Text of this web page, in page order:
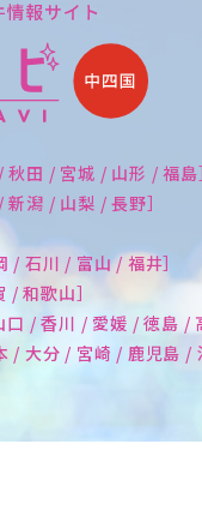
田 / 宮城 / 山形 / 福島
潟 / 山梨 / 長野］
石川 / 富山 / 福井］
和歌山］
/ 香川 / 愛媛 / 徳島 /
大分 / 宮崎 / 鹿児島 /